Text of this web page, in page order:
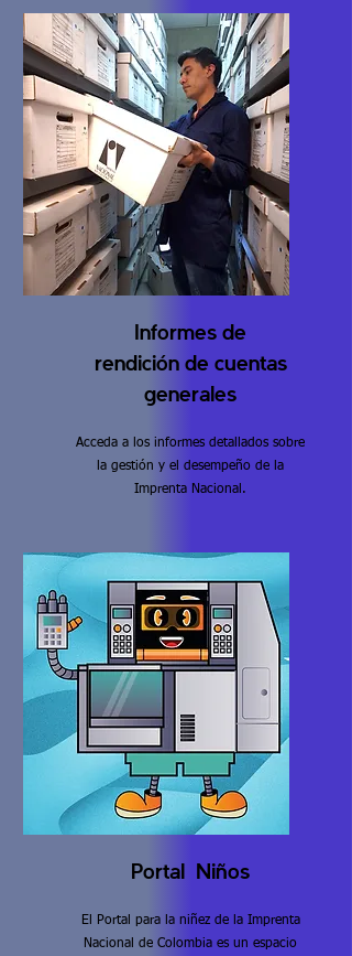
Informes de
rendición de cuentas
generales
Acceda a los informes detallados sobre
la gestión y el desempeño de la
Imprenta Nacional.
Portal Niños
El Portal para la niñez de la Imprenta
Nacional de Colombia es un espacio